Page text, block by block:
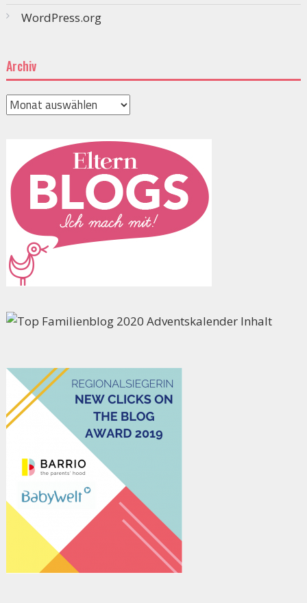
WordPress.org
Archiv
Archiv